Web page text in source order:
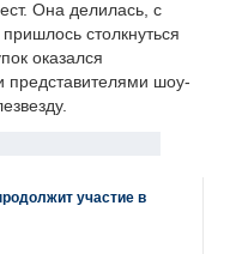
Она делилась, с
столкнуться
оказался
представителями шоу-
участие в